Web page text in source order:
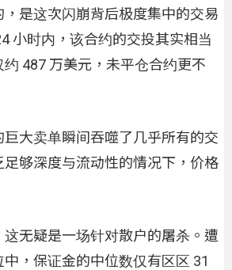
是这次闪崩背后极度集中的交易
小时内，该合约的交投其实相当
487 万美元，未平仓合约更不
大卖单瞬间吞噬了几乎所有的交
够深度与流动性的情况下，价格
这无疑是一场针对散户的屠杀。遭
，保证金的中位数仅有区区 31